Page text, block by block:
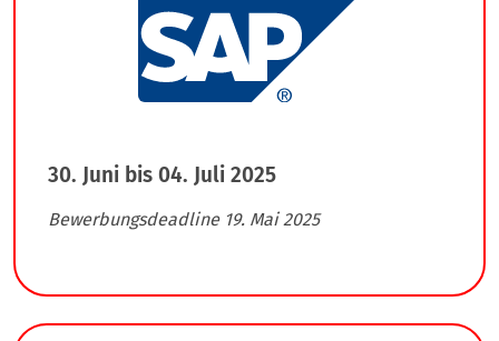
30. Juni bis 04. Juli 2025
Bewerbungsdeadline 19. Mai 2025